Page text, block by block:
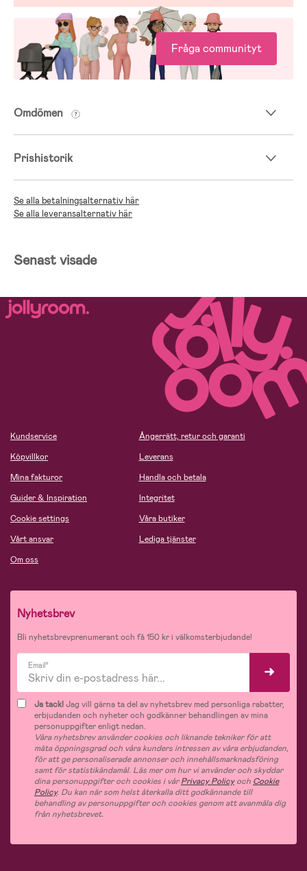
Fråga communityt
Omdömen
Prishistorik
Se alla betalningsalternativ här
Se alla leveransalternativ här
Senast visade
Kundservice
Köpvillkor
Mina fakturor
Guider & Inspiration
Cookie settings
Vårt ansvar
Om oss
Ångerrätt, retur och garanti
Leverans
Handla och betala
Integritet
Våra butiker
Lediga tjänster
Nyhetsbrev
Bli nyhetsbrevprenumerant och få 150 kr i välkomsterbjudande!
Email*
Ja tack!Jag vill gärna ta del av nyhetsbrev med personliga rabatter,
erbjudanden och nyheter och godkänner behandlingen av mina
personuppgifter enligt nedan.
Våra nyhetsbrev använder cookies och liknande tekniker för att
mäta öppningsgrad och våra kunders intressen av våra erbjudanden,
för att ge personaliserade annonser och innehållsmarknadsföring
samt för statistikändamål. Läs mer om hur vi använder och skyddar
dina personuppgifter och cookies i vårPrivacy Policyoch Cookie
Policy. Du kan när som helst återkalla ditt godkännande till
behandling av personuppgifter och cookies genom att avanmäla dig
från nyhetsbrevet.